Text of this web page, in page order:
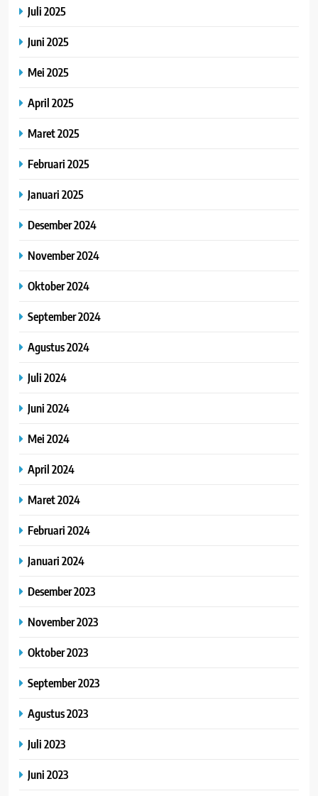
Juli 2025
Juni 2025
Mei 2025
April 2025
Maret 2025
Februari 2025
Januari 2025
Desember 2024
November 2024
Oktober 2024
September 2024
Agustus 2024
Juli 2024
Juni 2024
Mei 2024
April 2024
Maret 2024
Februari 2024
Januari 2024
Desember 2023
November 2023
Oktober 2023
September 2023
Agustus 2023
Juli 2023
Juni 2023